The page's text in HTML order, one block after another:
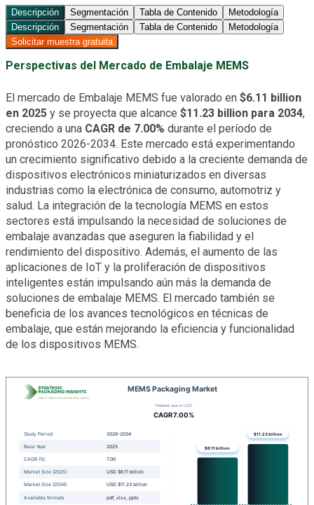
Descripción Segmentación Tabla de Contenido
Metodología
Descripción
Segmentación Tabla de Contenido
Metodología
Solicitar muestra gratuita
Perspectivas del Mercado de Embalaje MEMS
El mercado de Embalaje MEMS fue valorado en $6.11 billion
en 2025 y se proyecta que alcance $11.23 billion para 2034,
creciendo a una CAGR de 7.00% durante el período de
pronóstico 2026-2034. Este mercado está experimentando
un crecimiento significativo debido a la creciente demanda de
dispositivos electrónicos miniaturizados en diversas
industrias como la electrónica de consumo, automotriz y
salud. La integración de la tecnología MEMS en estos
sectores está impulsando la necesidad de soluciones de
embalaje avanzadas que aseguren la fiabilidad y el
rendimiento del dispositivo. Además, el aumento de las
aplicaciones de IoT y la proliferación de dispositivos
inteligentes están impulsando aún más la demanda de
soluciones de embalaje MEMS. El mercado también se
beneficia de los avances tecnológicos en técnicas de
embalaje, que están mejorando la eficiencia y funcionalidad
de los dispositivos MEMS.